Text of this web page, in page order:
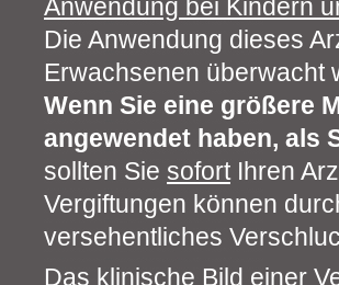
Anwendung bei Kindern
Die Anwendung dieses
Erwachsenen überwacht
Wenn Sie eine größere
angewendet haben, als
sollten Sie sofortIhren
Vergiftungen können
versehentliches
Das klinische Bild einer